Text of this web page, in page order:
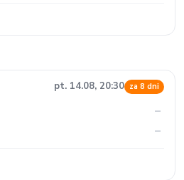
pt. 14.08, 20:30 za 8 dni
–
–